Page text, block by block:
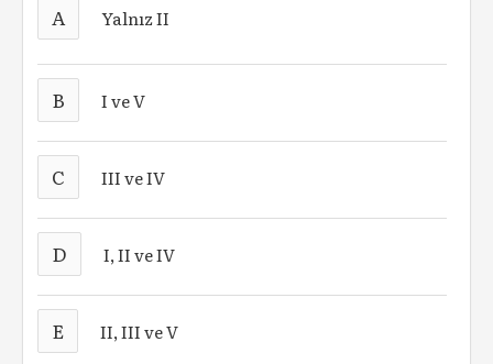
A Yalnız II
B I ve V
C III ve IV
D I, II ve IV
E II, III ve V